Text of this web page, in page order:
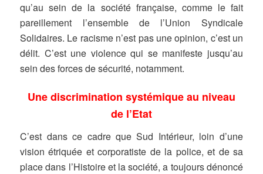
qu’au sein de la société française, comme le fait
pareillement l’ensemble de l’Union Syndicale
Solidaires. Le racisme n’est pas une opinion, c’est un
délit. C’est une violence qui se manifeste jusqu’au
sein des forces de sécurité, notamment.
Une discrimination systémique au niveau
de l’Etat
C’est dans ce cadre que Sud Intérieur, loin d’une
vision étriquée et corporatiste de la police, et de sa
place dans l’Histoire et la société, a toujours dénoncé